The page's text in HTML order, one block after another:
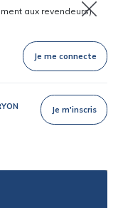
aux revendeurs)
Je me connecte
Je m'inscris